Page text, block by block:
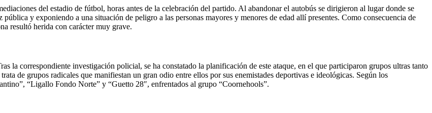
del estadio de fútbol, horas antes de la celebración del partido. Al abandonar el autobús se dirigieron al lugar donde se
y exponiendo a una situación de peligro a las personas mayores y menores de edad allí presentes. Como consecuencia de
resultó herida con carácter muy grave.
la correspondiente investigación policial, se ha constatado la planificación de este ataque, en el que participaron grupos ultras tanto
de grupos radicales que manifiestan un gran odio entre ellos por sus enemistades deportivas e ideológicas. Según los
“Ligallo Fondo Norte” y “Guetto 28″, enfrentados al grupo “Coornehools”.